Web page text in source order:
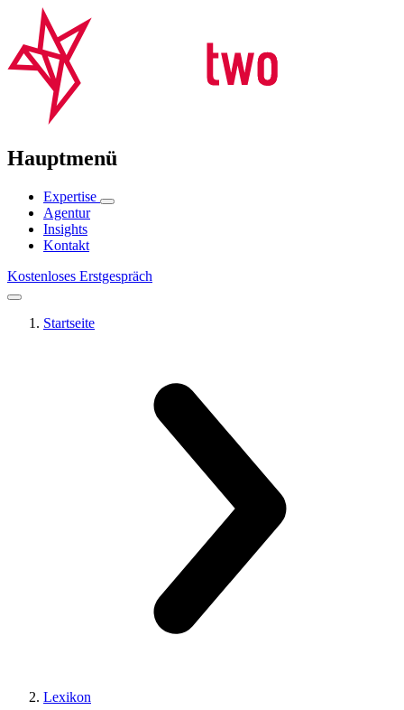
Hauptmenü
Expertise
Agentur
Insights
Kontakt
Kostenloses Erstgespräch
Startseite
Lexikon